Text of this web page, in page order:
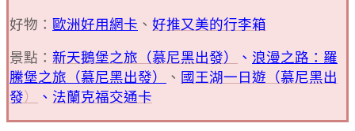
好物： 歐洲好用網卡 、 好推又美的行李箱
景點： 新天鵝堡之旅（慕尼黑出發） 、 浪漫之路：羅
騰堡之旅（慕尼黑出發）
、 國王湖一日遊（慕尼黑出
發） 、 法蘭克福交通卡